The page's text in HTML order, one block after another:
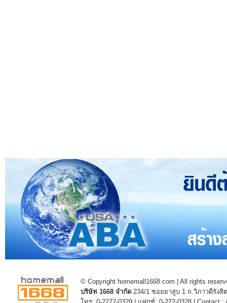
© Copyright homemall1668.com | All rights
บริษัท 1668 จำกัด 234/1 ซอยยาสูบ 1 ถ.วิภาวดีรัง